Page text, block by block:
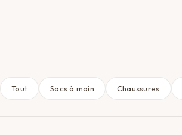
Tout Sacs à main Chaussures